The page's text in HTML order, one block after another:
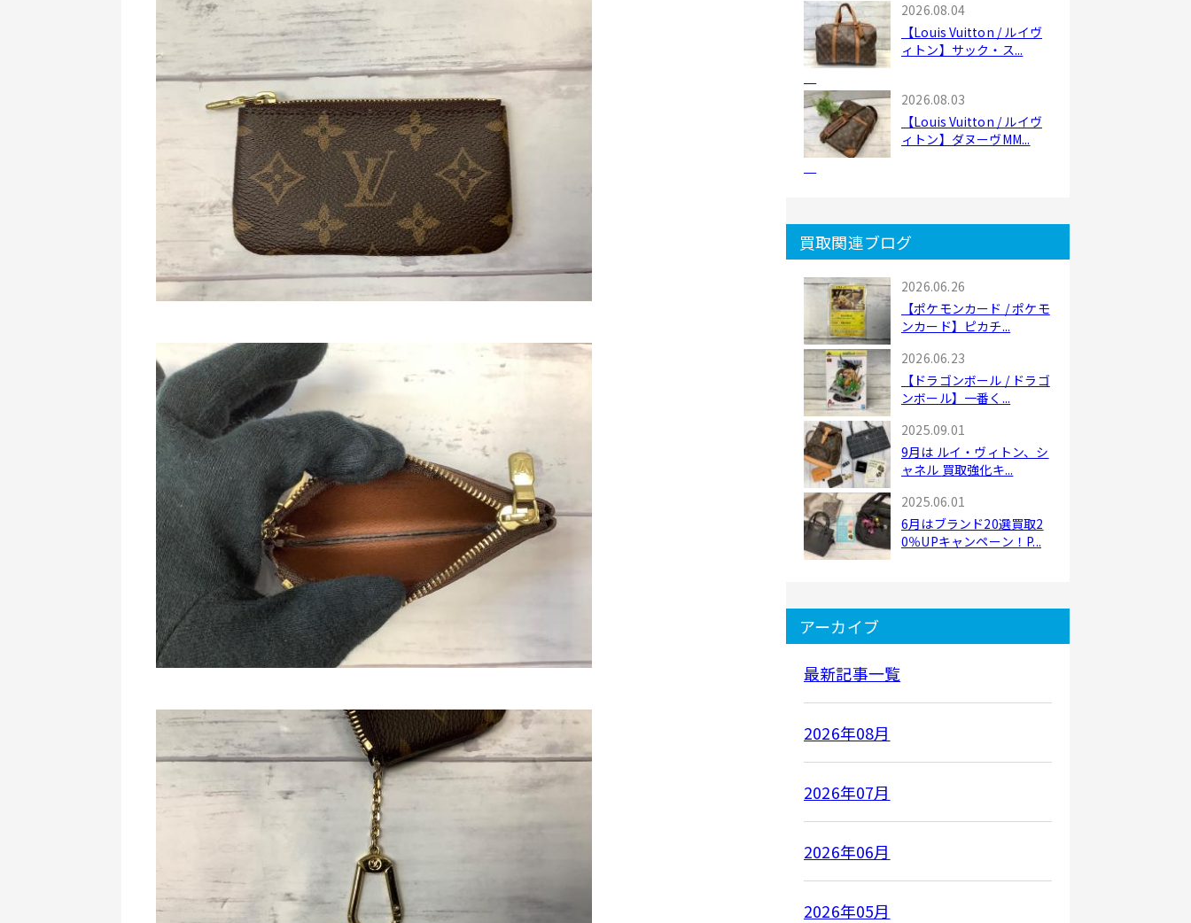
2026.08.04
【Louis Vuitton / ルイヴ
ィトン】サック・ス...
2026.08.03
【Louis Vuitton / ルイヴ
ィトン】ダヌーヴMM...
買取関連ブログ
2026.06.26
【ポケモンカード / ポケモ
ンカード】ピカチ...
2026.06.23
【ドラゴンボール / ドラゴ
ンボール】一番く...
2025.09.01
9月は ルイ・ヴィトン、シ
ャネル 買取強化キ...
2025.06.01
6月はブランド20選買取2
0％UPキャンペーン！P...
アーカイブ
最新記事一覧
2026年08月
2026年07月
2026年06月
2026年05月